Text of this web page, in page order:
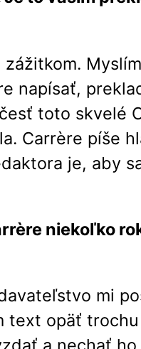
napísať,
toto skvelé
Carrère píše
je, aby
niekoľko
mi
text opäť